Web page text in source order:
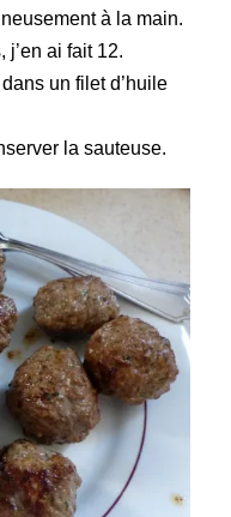
à la main.
j’en ai fait 12.
un filet d’huile
la sauteuse.